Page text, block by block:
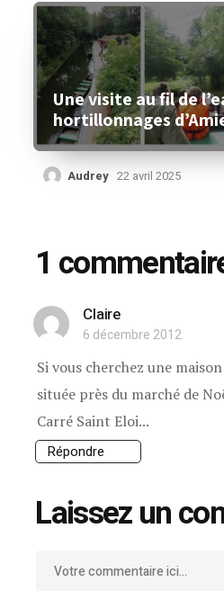
Une visite au fil de
hortillonnages
Audrey 22 avril 2025
1
Claire
6 décembre 2012
Si vous cherchez une
située près du marché de
Carré Saint Eloi...
Répondre
Laissez un